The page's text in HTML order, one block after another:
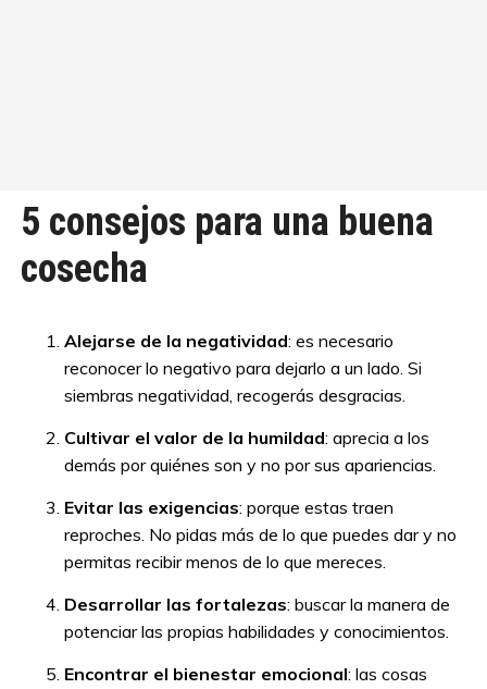
5 consejos para una buena
cosecha
Alejarse de la negatividad: es necesario
reconocer lo negativo para dejarlo a un lado. Si
siembras negatividad, recogerás desgracias.
Cultivar el valor de la humildad: aprecia a los
demás por quiénes son y no por sus apariencias.
Evitar las exigencias: porque estas traen
reproches. No pidas más de lo que puedes dar y no
permitas recibir menos de lo que mereces.
Desarrollar las fortalezas: buscar la manera de
potenciar las propias habilidades y conocimientos.
Encontrar el bienestar emocional: las cosas